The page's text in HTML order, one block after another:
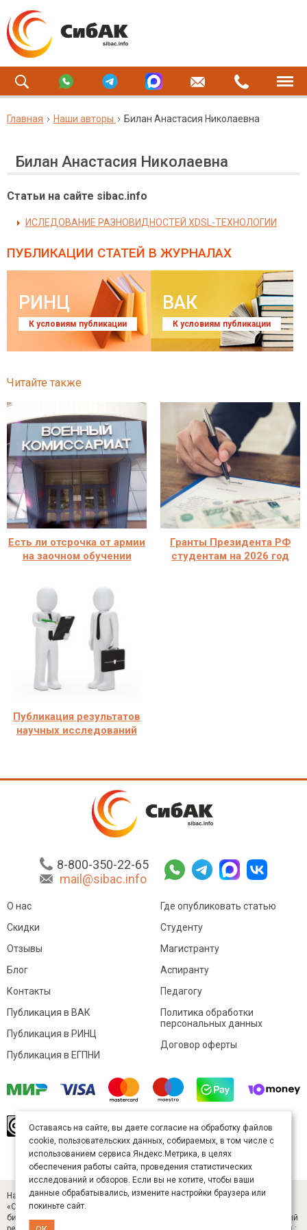
Главная Наши авторы Билан Анастасия Николаевна
Билан Анастасия Николаевна
Статьи на сайте sibac.info
ИСЛЕДОВАНИЕ РАЗНОВИДНОСТЕЙ XDSL-ТЕХНОЛОГИИ
ПУБЛИКАЦИИ СТАТЕЙ В ЖУРНАЛАХ
РИНЦ
К условиям публикации
ВАК
К условиям публикации
Читайте также
Есть ли отсрочка от армии
на заочном обучении
Гранты Президента РФ
студентам на 2026 год
Публикация результатов
научных исследований
8-800-350-22-65
mail@sibac.info
О нас
Скидки
Отзывы
Блог
Контакты
Где опубликовать статью
Студенту
Магистранту
Аспиранту
Педагогу
Публикация в ВАК
Публикация в РИНЦ
Публикация в ЕГПНИ
Политика обработки
персональных данных
Договор оферты
произведение доступно полицензии Creative
Commons «Attribution» («Атрибуция») 4.0
Непортированная.
Карта сайта
Научный журнал «Студенческий» (ISSN 2541-9412). Издатель — ООО
«СибАК» (ИНН 5402054157). Размещается в Научной электронной
библиотеке eLIBRARY.RU (договор № 445-11/2019 от 05.11.2019). Главный
Оставаясь на сайте, вы даете согласие на обработку файлов
cookie, пользовательских данных, собираемых, в том числе с
использованием сервиса Яндекс.Метрика, в целях
обеспечения работы сайта, проведения статистических
исследований и обзоров. Если вы не хотите, чтобы ваши
данные обрабатывались, измените настройки браузера или
покиньте сайт.